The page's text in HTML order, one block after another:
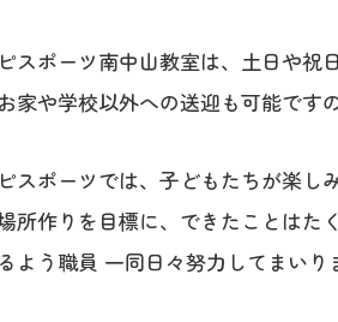
スポーツ南中山教室は、土日や祝
家や学校以外への送迎も可能です
スポーツでは、子どもたちが楽し
所作りを目標に、できたことはた
よう職員 一同日々努力してまいり